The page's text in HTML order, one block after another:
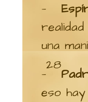
—
una
—
28
eso